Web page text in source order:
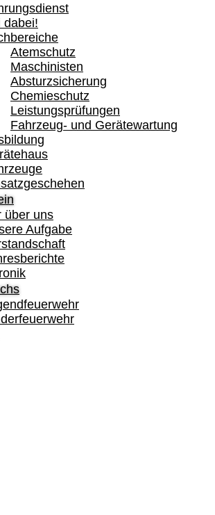
dabei!
Atemschutz
Maschinisten
Absturzsicherung
Chemieschutz
Leistungsprüfungen
Fahrzeug- und Gerätewartung
über uns
Aufgabe